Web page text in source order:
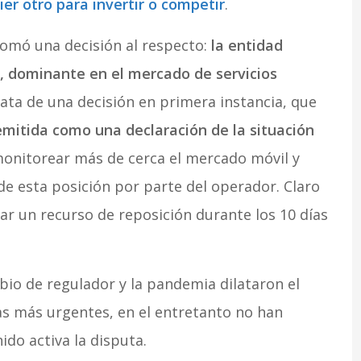
otro para invertir o competir.
una decisión al respecto: la entidad
en el mercado de servicios
de una decisión en primera instancia, que
como una declaración de la situación
más de cerca el mercado móvil y
esta posición por parte del operador. Claro
un recurso de reposición durante los 10 días
de regulador y la pandemia dilataron el
más urgentes, en el entretanto no han
activa la disputa.